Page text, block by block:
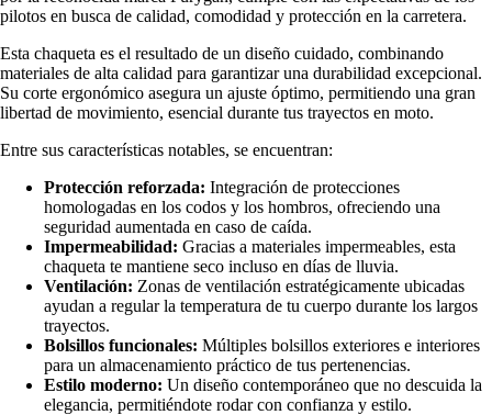
pilotos en busca de calidad, comodidad y protección en la carretera.
Esta chaqueta es el resultado de un diseño cuidado, combinando
materiales de alta calidad para garantizar una durabilidad excepcional.
Su corte ergonómico asegura un ajuste óptimo, permitiendo una gran
libertad de movimiento, esencial durante tus trayectos en moto.
Entre sus características notables, se encuentran:
Protección reforzada: Integración de protecciones
homologadas en los codos y los hombros, ofreciendo una
seguridad aumentada en caso de caída.
Impermeabilidad: Gracias a materiales impermeables, esta
chaqueta te mantiene seco incluso en días de lluvia.
Ventilación: Zonas de ventilación estratégicamente ubicadas
ayudan a regular la temperatura de tu cuerpo durante los largos
trayectos.
Bolsillos funcionales: Múltiples bolsillos exteriores e interiores
para un almacenamiento práctico de tus pertenencias.
Estilo moderno: Un diseño contemporáneo que no descuida la
elegancia, permitiéndote rodar con confianza y estilo.